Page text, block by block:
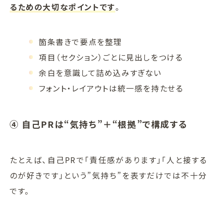
るための大切なポイントです。
箇条書きで要点を整理
項目（セクション）ごとに見出しをつける
余白を意識して詰め込みすぎない
フォント・レイアウトは統一感を持たせる
④ 自己PRは“気持ち”＋“根拠”で構成する
たとえば、自己PRで「責任感があります」「人と接する
のが好きです」という”気持ち”を表すだけでは不十分
です。